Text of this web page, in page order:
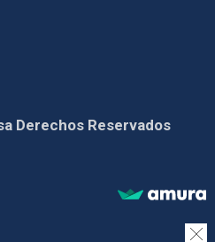
Derechos Reservados